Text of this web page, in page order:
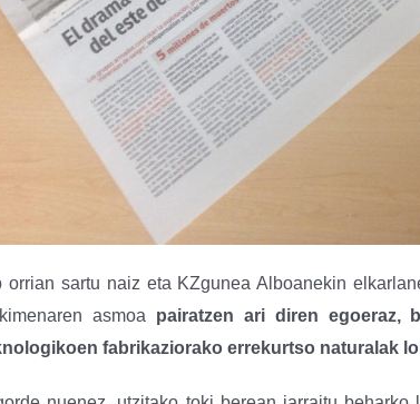
orrian sartu naiz eta KZgunea Alboanekin
asmoa pairatzen ari diren egoeraz,
fabrikaziorako errekurtso naturalak